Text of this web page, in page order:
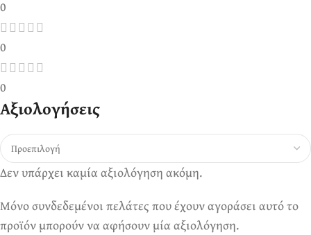
0
0
0
Αξιολογήσεις
Δεν υπάρχει καμία αξιολόγηση ακόμη.
Μόνο συνδεδεμένοι πελάτες που έχουν αγοράσει αυτό το
προϊόν μπορούν να αφήσουν μία αξιολόγηση.